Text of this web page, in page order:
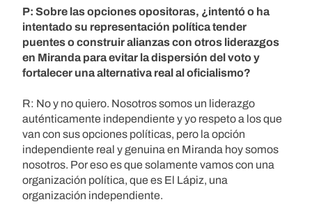
P: Sobre las opciones opositoras, ¿intentó o ha
intentado su representación política tender
puentes o construir alianzas con otros liderazgos
en Miranda para evitar la dispersión del voto y
fortalecer una alternativa real al oficialismo?
R: No y no quiero. Nosotros somos un liderazgo
auténticamente independiente y yo respeto a los que
van con sus opciones políticas, pero la opción
independiente real y genuina en Miranda hoy somos
nosotros. Por eso es que solamente vamos con una
organización política, que es El Lápiz, una
organización independiente.